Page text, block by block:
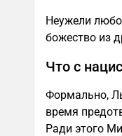
Неужели
божество из
Что с
Формально,
время
Ради этого